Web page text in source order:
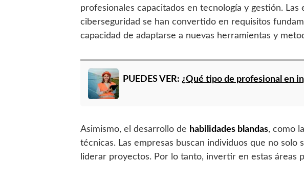
profesionales capacitados en tecnología y gestión. Las
ciberseguridad se han convertido en requisitos
capacidad de adaptarse a nuevas herramientas y
PUEDES VER: ¿Qué tipo de profesional en
Asimismo, el desarrollo de habilidades blandas, como
técnicas. Las empresas buscan individuos que no
liderar proyectos. Por lo tanto, invertir en estas áreas